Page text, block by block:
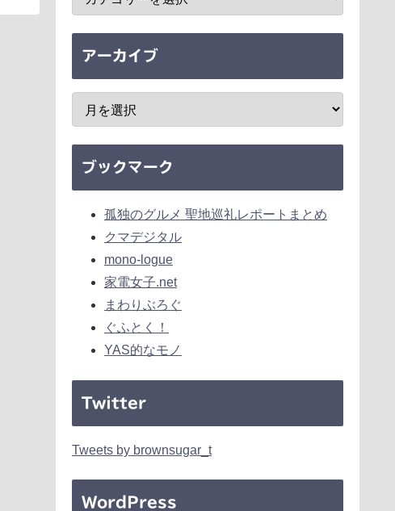
アーカイブ
ブックマーク
孤独のグルメ 聖地巡礼レポートまとめ
クマデジタル
mono-logue
家電女子.net
まわりぶろぐ
ぐふとく！
YAS的なモノ
Twitter
Tweets by brownsugar_t
WordPress